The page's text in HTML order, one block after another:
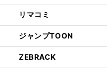
リマコミ
ジャンプTOON
ZEBRACK